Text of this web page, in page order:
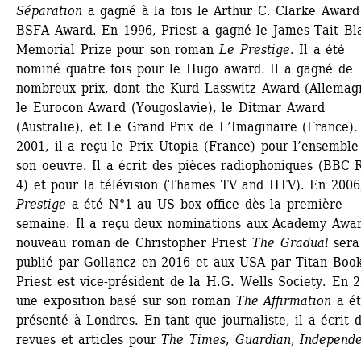
Séparation a gagné à la fois le Arthur C. Clarke
BSFA Award. En 1996, Priest a gagné le James Tait
Memorial Prize pour son roman Le Prestige. Il a été
nominé quatre fois pour le Hugo award. Il a gagné de
nombreux prix, dont the Kurd Lasswitz Award
le Eurocon Award (Yougoslavie), le Ditmar Award
(Australie), et Le Grand Prix de L’Imaginaire (France).
2001, il a reçu le Prix Utopia (France) pour
son oeuvre. Il a écrit des pièces radiophoniques (BBC
4) et pour la télévision (Thames TV and HTV). En
Prestige a été N°1 au US box office dès la première
semaine. Il a reçu deux nominations aux Academy
nouveau roman de Christopher Priest The Gradual sera
publié par Gollancz en 2016 et aux USA par Titan
Priest est vice-président de la H.G. Wells Society. En
une exposition basé sur son roman The Affirmation a
présenté à Londres. En tant que journaliste, il a écrit
revues et articles pour The Times, Guardian,